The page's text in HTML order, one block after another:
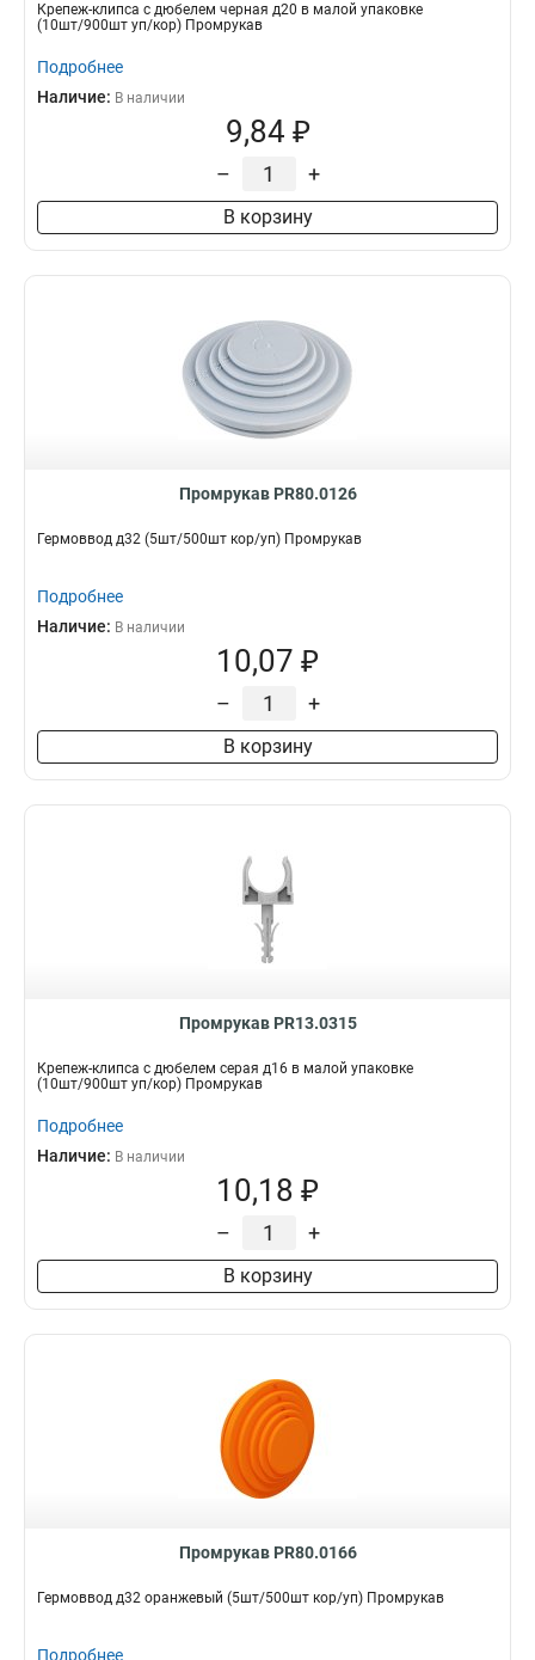
Крепеж-клипса с дюбелем черная д20 в малой упаковке
(10шт/900шт уп/кор) Промрукав
Подробнее
Наличие: В наличии
9,84 ₽
– +
В корзину
Промрукав PR80.0126
Гермоввод д32 (5шт/500шт кор/уп) Промрукав
Подробнее
Наличие: В наличии
10,07 ₽
– +
В корзину
Промрукав PR13.0315
Крепеж-клипса с дюбелем серая д16 в малой упаковке
(10шт/900шт уп/кор) Промрукав
Подробнее
Наличие: В наличии
10,18 ₽
– +
В корзину
Промрукав PR80.0166
Гермоввод д32 оранжевый (5шт/500шт кор/уп) Промрукав
Подробнее